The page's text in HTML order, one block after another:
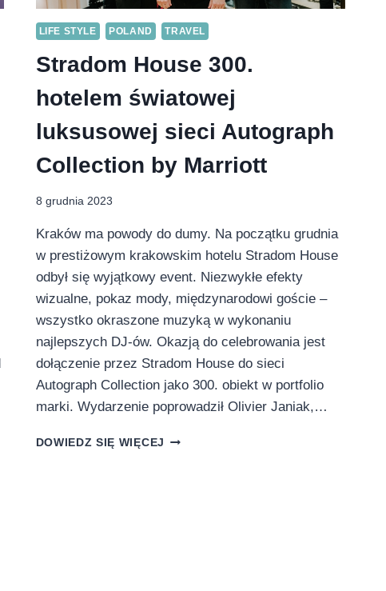
LIFE STYLE POLAND TRAVEL
Stradom House 300.
hotelem światowej
luksusowej sieci Autograph
Collection by Marriott
8 grudnia 2023
Kraków ma powody do dumy. Na początku grudnia
w prestiżowym krakowskim hotelu Stradom House
odbył się wyjątkowy event. Niezwykłe efekty
wizualne, pokaz mody, międzynarodowi goście –
wszystko okraszone muzyką w wykonaniu
najlepszych DJ-ów. Okazją do celebrowania jest
dołączenie przez Stradom House do sieci
Autograph Collection jako 300. obiekt w portfolio
marki. Wydarzenie poprowadził Olivier Janiak,…
DOWIEDZ SIĘ WIĘCEJ STRADOM